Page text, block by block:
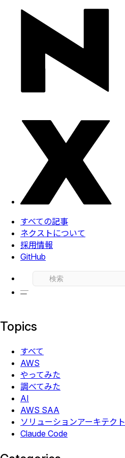
すべての記事
ネクストについて
採用情報
GitHub
Topics
すべて
AWS
やってみた
調べてみた
AI
AWS SAA
ソリューションアーキテクト
Claude Code